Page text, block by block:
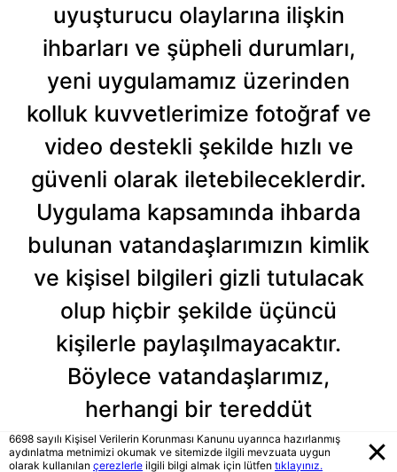
uyuşturucu olaylarına ilişkin
ihbarları ve şüpheli durumları,
yeni uygulamamız üzerinden
kolluk kuvvetlerimize fotoğraf ve
video destekli şekilde hızlı ve
güvenli olarak iletebileceklerdir.
Uygulama kapsamında ihbarda
bulunan vatandaşlarımızın kimlik
ve kişisel bilgileri gizli tutulacak
olup hiçbir şekilde üçüncü
kişilerle paylaşılmayacaktır.
Böylece vatandaşlarımız,
herhangi bir tereddüt
yaşamadan suç ve suçluyla
6698 sayılı Kişisel Verilerin Korunması Kanunu uyarınca hazırlanmış
aydınlatma metnimizi okumak ve sitemizde ilgili mevzuata uygun
olarak kullanılan çerezlerle ilgili bilgi almak için lütfen tıklayınız.